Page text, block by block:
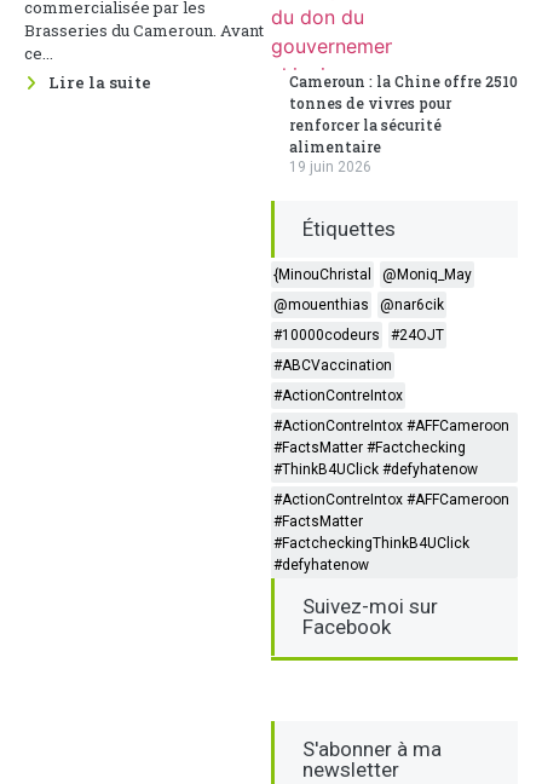
commercialisée par les
Brasseries du Cameroun. Avant
ce...
Lire la suite
Cameroun : la Chine offre 2510
tonnes de vivres pour
renforcer la sécurité
alimentaire
19 juin 2026
Étiquettes
{MinouChristal
@Moniq_May
@mouenthias
@nar6cik
#10000codeurs
#24OJT
#ABCVaccination
#ActionContreIntox
#ActionContreIntox #AFFCameroon
#FactsMatter #Factchecking
#ThinkB4UClick #defyhatenow
#ActionContreIntox #AFFCameroon
#FactsMatter
#FactcheckingThinkB4UClick
#defyhatenow
Suivez-moi sur
Facebook
S'abonner à ma
newsletter